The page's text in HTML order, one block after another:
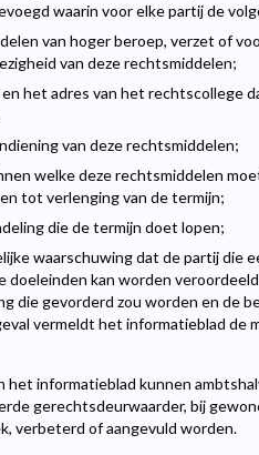
waarin voor elke partij de
van hoger beroep, verzet of
van deze rechtsmiddelen;
het adres van het rechtscollege
van deze rechtsmiddelen;
welke deze rechtsmiddelen
tot verlenging van de termijn;
die de termijn doet lopen;
waarschuwing dat de partij die
doeleinden kan worden
die gevorderd zou worden en de
vermeldt het informatieblad de
het informatieblad kunnen
gerechtsdeurwaarder, bij
verbeterd of aangevuld worden.